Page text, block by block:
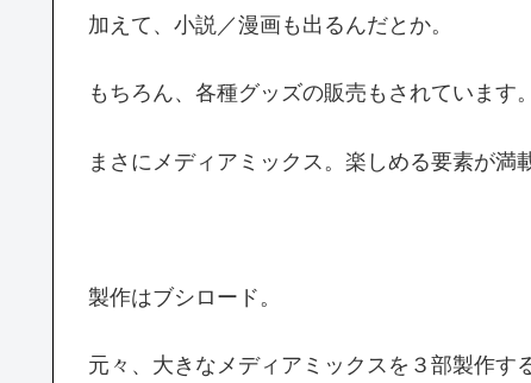
加えて、小説／漫画も出るんだとか。
もちろん、各種グッズの販売もされています。
まさにメディアミックス。楽しめる要素が満
製作はブシロード。
元々、大きなメディアミックスを３部製作す